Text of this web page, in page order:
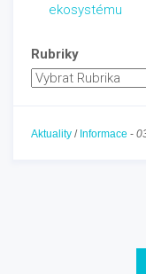
ekosystému
Rubriky
Aktuality / Informace -